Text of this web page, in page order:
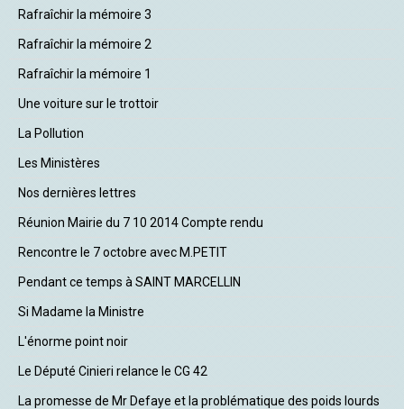
Rafraîchir la mémoire 3
Rafraîchir la mémoire 2
Rafraîchir la mémoire 1
Une voiture sur le trottoir
La Pollution
Les Ministères
Nos dernières lettres
Réunion Mairie du 7 10 2014 Compte rendu
Rencontre le 7 octobre avec M.PETIT
Pendant ce temps à SAINT MARCELLIN
Si Madame la Ministre
L'énorme point noir
Le Député Cinieri relance le CG 42
La promesse de Mr Defaye et la problématique des poids lourds